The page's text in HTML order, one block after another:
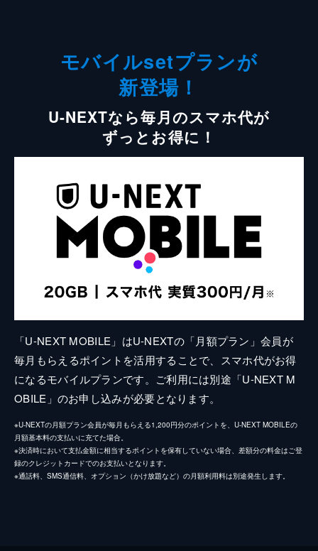
モバイルsetプランが
新登場！
U-NEXTなら毎月のスマホ代が
ずっとお得に！
「U-NEXT MOBILE」はU-NEXTの「月額プラン」会員が
毎月もらえるポイントを活用することで、スマホ代がお得
になるモバイルプランです。ご利用には別途「U-NEXT M
OBILE」のお申し込みが必要となります。
※U-NEXTの月額プラン会員が毎月もらえる1,200円分のポイントを、U-NEXT MOBILEの
月額基本料の支払いに充てた場合。
※決済時において支払金額に相当するポイントを保有していない場合、差額分の料金はご登
録のクレジットカードでのお支払いとなります。
※通話料、SMS通信料、オプション（かけ放題など）の月額利用料は別途発生します。